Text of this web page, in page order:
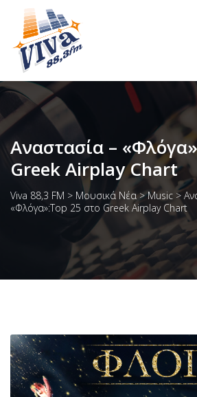
Αναστασία –
Greek Airplay Chart
Viva 88,3 FM > Μουσικά Νέα>Music >
«Φλόγα»:Top 25 στο Greek Airplay Chart